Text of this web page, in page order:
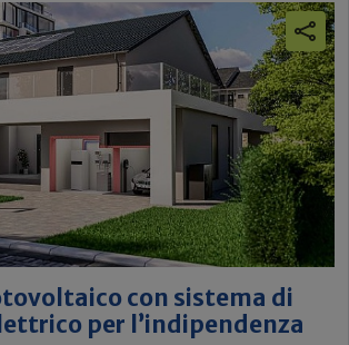
con sistema di
per l’indipendenza